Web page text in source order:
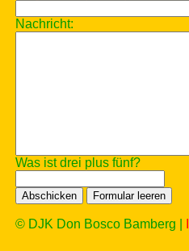
Nachricht:
Was ist drei plus fünf?
© DJK Don Bosco Bamberg |